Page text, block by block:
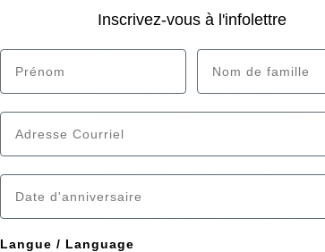
Nous vous présentons notre
breuvages rafraichissants cet
verre sera votre allié des étés les
Nous avons choisi de travailler
qualité de leurs produits, et plus
met de l’avant. Avec eux, nous
Inscrivez-vous à l'infolettre
Langue / Language